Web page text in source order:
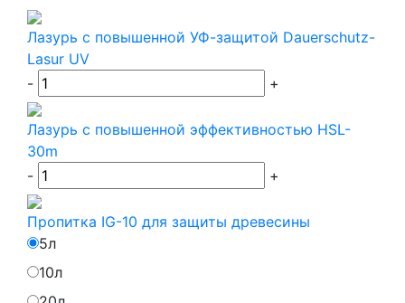
Лазурь с повышенной УФ-защитой Dauerschutz-
Lasur UV
-
+
Лазурь с повышенной эффективностью HSL-
30m
-
+
Пропитка IG-10 для защиты древесины
5л
10л